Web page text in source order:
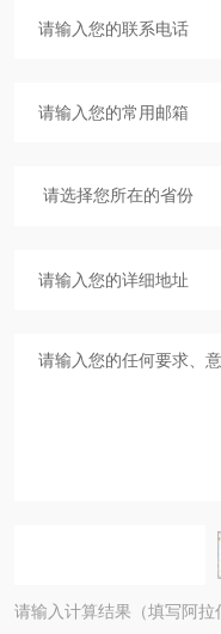
请输入计算结果（填写阿